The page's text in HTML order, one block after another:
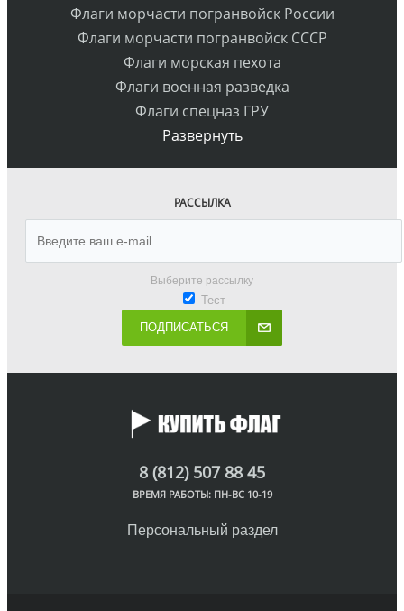
Флаги морчасти погранвойск России
Флаги морчасти погранвойск СССР
Флаги морская пехота
Флаги военная разведка
Флаги спецназ ГРУ
Развернуть
РАССЫЛКА
Выберите рассылку
Тест
ПОДПИСАТЬСЯ
8 (812) 507 88 45
ВРЕМЯ РАБОТЫ: ПН-ВС 10-19
Персональный раздел